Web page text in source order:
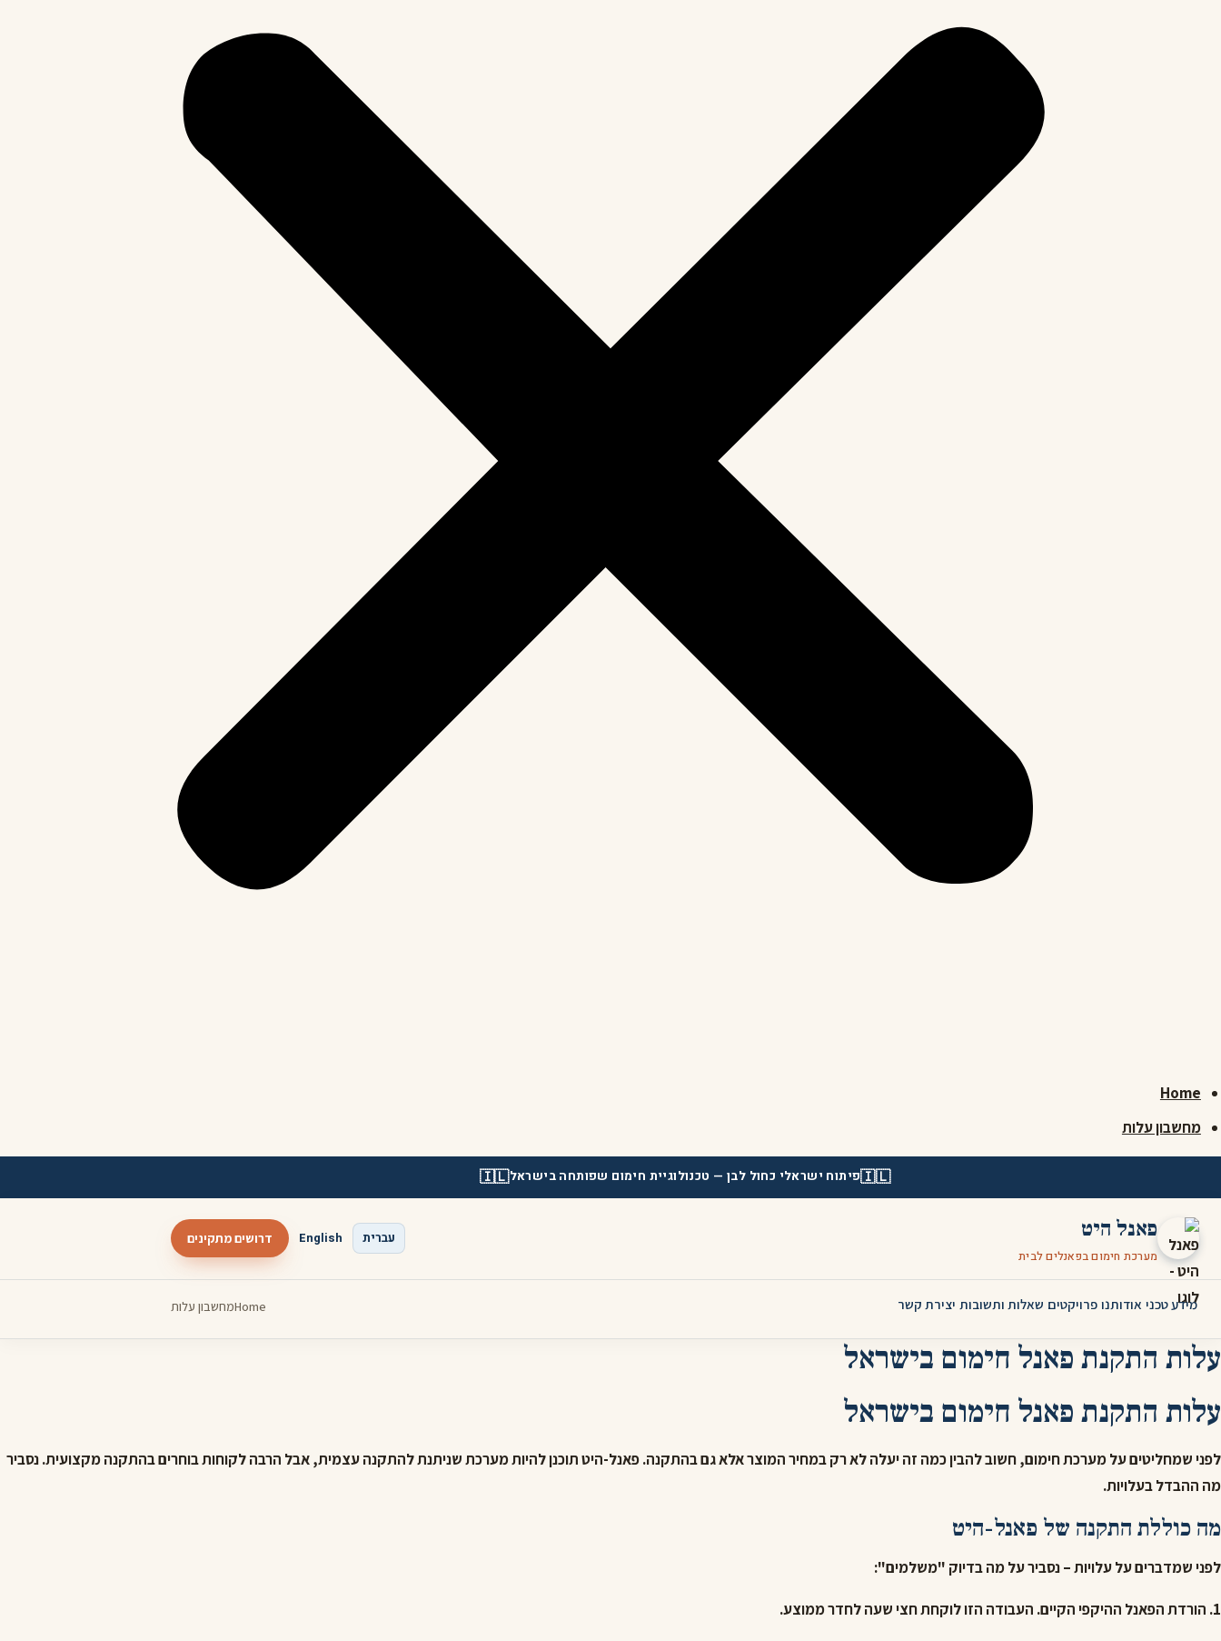
Home
מחשבון עלות
🇮🇱פיתוח ישראלי כחול לבן — טכנולוגיית חימום שפותחה בישראל🇮🇱
פאנל היט
מערכת חימום בפאנלים לבית
עברית English דרושים מתקינים
מידע טכני אודותנו פרויקטים שאלות ותשובות יצירת קשר Homeמחשבון עלות
עלות התקנת פאנל חימום בישראל
עלות התקנת פאנל חימום בישראל
לפני שמחליטים על מערכת חימום, חשוב להבין כמה זה יעלה לא רק במחיר המוצר אלא גם בהתקנה. פאנל-היט תוכנן להיות מערכת שניתנת להתקנה עצמית, אבל הרבה לקוחות בוחרים בהתקנה מקצועית. נסביר
מה ההבדל בעלויות.
מה כוללת התקנה של פאנל-היט
לפני שמדברים על עלויות – נסביר על מה בדיוק "משלמים":
1. הורדת הפאנל ההיקפי הקיים. העבודה הזו לוקחת חצי שעה לחדר ממוצע.